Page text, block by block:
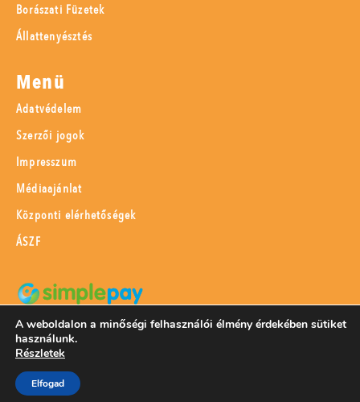
Borászati Füzetek
Állattenyésztés
Menü
Adatvédelem
Szerzői jogok
Impresszum
Médiaajánlat
Központi elérhetőségek
ÁSZF
SimplePay adattovábbítási nyilatkozat
A weboldalon a minőségi felhasználói élmény érdekében sütiket
használunk.
Részletek
Elfogad